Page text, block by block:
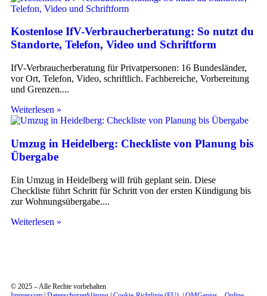
Kostenlose IfV-Verbraucherberatung: So nutzt du
Standorte, Telefon, Video und Schriftform
IfV-Verbraucherberatung für Privatpersonen: 16 Bundesländer,
vor Ort, Telefon, Video, schriftlich. Fachbereiche, Vorbereitung
und Grenzen.
Weiterlesen »
Umzug in Heidelberg: Checkliste von Planung bis
Übergabe
Ein Umzug in Heidelberg will früh geplant sein. Diese
Checkliste führt Schritt für Schritt von der ersten Kündigung bis
zur Wohnungsübergabe.
Weiterlesen »
© 2025 – Alle Rechte vorbehalten